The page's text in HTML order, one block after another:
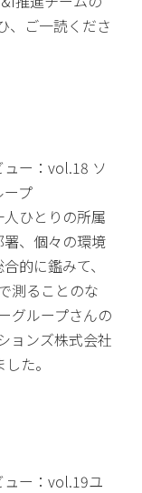
、ご一読くださ
ー：vol.18 ソ
ープ
ひとりの所属
署、個々の環境
的に鑑みて、
測ることのな
グループさんの
ョンズ株式会社
た。
ュー：vol.19ユ